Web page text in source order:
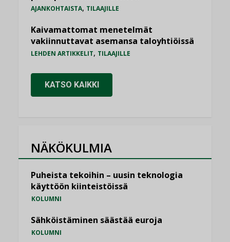
AJANKOHTAISTA, TILAAJILLE
Kaivamattomat menetelmät
vakiinnuttavat asemansa taloyhtiöissä
LEHDEN ARTIKKELIT, TILAAJILLE
KATSO KAIKKI
NÄKÖKULMIA
Puheista tekoihin – uusin teknologia
käyttöön kiinteistöissä
KOLUMNI
Sähköistäminen säästää euroja
KOLUMNI